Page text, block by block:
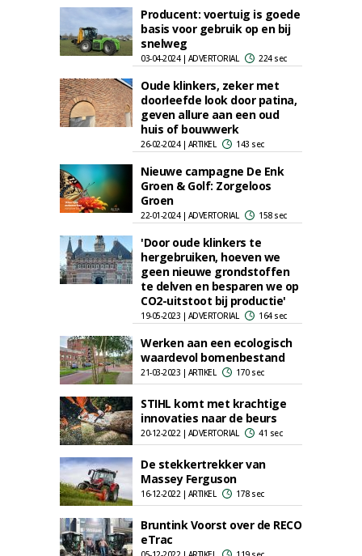
Producent: voertuig is goede
basis voor gebruik op en bij
snelweg
03-04-2024 | ADVERTORIAL 224 sec
Oude klinkers, zeker met
doorleefde look door patina,
geven allure aan een oud
huis of bouwwerk
26-02-2024 | ARTIKEL 143 sec
Nieuwe campagne De Enk
Groen & Golf: Zorgeloos
Groen
22-01-2024 | ADVERTORIAL 158 sec
'Door oude klinkers te
hergebruiken, hoeven we
geen nieuwe grondstoffen
te delven en besparen we op
CO2-uitstoot bij productie'
19-05-2023 | ADVERTORIAL 164 sec
Werken aan een ecologisch
waardevol bomenbestand
21-03-2023 | ARTIKEL 170 sec
STIHL komt met krachtige
innovaties naar de beurs
20-12-2022 | ADVERTORIAL 41 sec
De stekkertrekker van
Massey Ferguson
16-12-2022 | ARTIKEL 178 sec
Bruntink Voorst over de RECO
eTrac